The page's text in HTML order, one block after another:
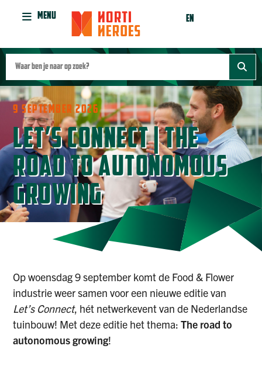
MENU EN
9 SEPTEMBER 2026
LET’S CONNECT | THE
ROAD TO AUTONOMOUS
GROWING
Op woensdag 9 september komt de Food & Flower
industrie weer samen voor een nieuwe editie van
Let’s Connect, hét netwerkevent van de Nederlandse
tuinbouw! Met deze editie het thema:The road to
autonomous growing!